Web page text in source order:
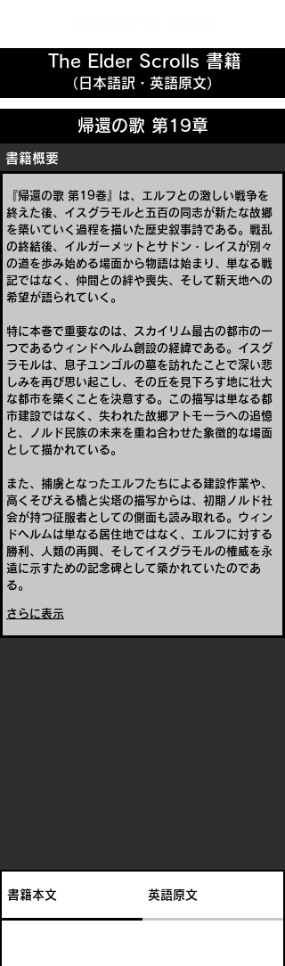
The Elder Scrolls 書籍
（日本語訳・英語原文）
帰還の歌 第19章
書籍概要
『帰還の歌 第19巻』は、エルフとの激しい戦争を
終えた後、イスグラモルと五百の同志が新たな故郷
を築いていく過程を描いた歴史叙事詩である。戦乱
の終結後、イルガーメットとサドン・レイスが別々
の道を歩み始める場面から物語は始まり、単なる戦
記ではなく、仲間との絆や喪失、そして新天地への
希望が語られていく。
特に本巻で重要なのは、スカイリム最古の都市の一
つであるウィンドヘルム創設の経緯である。イスグ
ラモルは、息子ユンゴルの墓を訪れたことで深い悲
しみを再び思い起こし、その丘を見下ろす地に壮大
な都市を築くことを決意する。この描写は単なる都
市建設ではなく、失われた故郷アトモーラへの追憶
と、ノルド民族の未来を重ね合わせた象徴的な場面
として描かれている。
また、捕虜となったエルフたちによる建設作業や、
高くそびえる橋と尖塔の描写からは、初期ノルド社
会が持つ征服者としての側面も読み取れる。ウィン
ドヘルムは単なる居住地ではなく、エルフに対する
勝利、人類の再興、そしてイスグラモルの権威を永
遠に示すための記念碑として築かれていたのであ
る。
さらに表示
書籍本文 英語原文